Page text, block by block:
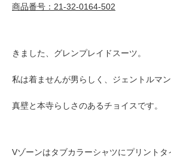
商品番号：21-32-0164-502
きました、グレンプレイドスーツ。
私は着ませんが男らしく、ジェントルマン
真壁と本寺らしさのあるチョイスです。
Vゾーンはタブカラーシャツにプリントタ